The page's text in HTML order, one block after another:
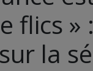
flics »
la